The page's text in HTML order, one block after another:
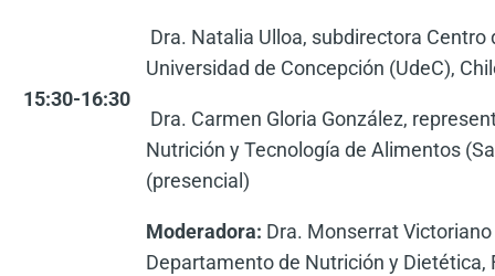
15:30-16:30
Dra. Natalia Ulloa, subdirectora Centro
Universidad de Concepción (UdeC),
Dra. Carmen Gloria González,
Nutrición y Tecnología de Alimentos
(presencial)
Moderadora: Dra. Monserrat
Departamento de Nutrición y Dietética,